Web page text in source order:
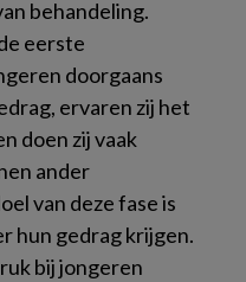
behandeling.
eerste
doorgaans
ervaren zij het
doen zij vaak
ander
van deze fase is
hun gedrag krijgen.
bij jongeren